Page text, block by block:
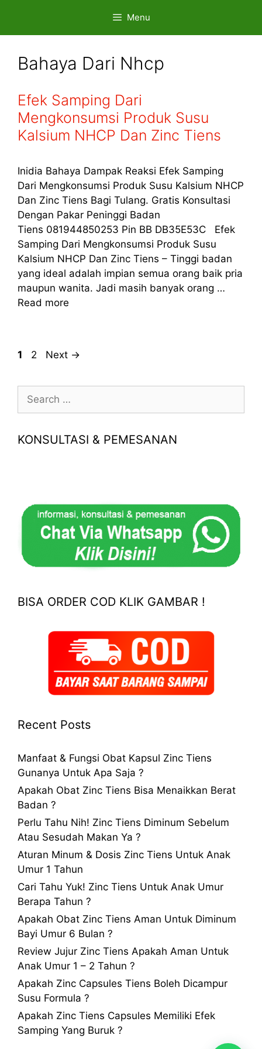
content
Menu
Bahaya Dari Nhcp
Efek Samping Dari
Mengkonsumsi Produk Susu
Kalsium NHCP Dan Zinc Tiens
Inidia Bahaya Dampak Reaksi Efek Samping
Dari Mengkonsumsi Produk Susu Kalsium NHCP
Dan Zinc Tiens Bagi Tulang. Gratis Konsultasi
Dengan Pakar Peninggi Badan
Tiens 081944850253 Pin BB DB35E53C Efek
Samping Dari Mengkonsumsi Produk Susu
Kalsium NHCP Dan Zinc Tiens – Tinggi badan
yang ideal adalah impian semua orang baik pria
maupun wanita. Jadi masih banyak orang …
Read more
Page
1 Page
2 Next →
Search
for:
KONSULTASI & PEMESANAN
BISA ORDER COD KLIK GAMBAR !
Recent Posts
Manfaat & Fungsi Obat Kapsul Zinc Tiens
Gunanya Untuk Apa Saja ?
Apakah Obat Zinc Tiens Bisa Menaikkan Berat
Badan ?
Perlu Tahu Nih! Zinc Tiens Diminum Sebelum
Atau Sesudah Makan Ya ?
Aturan Minum & Dosis Zinc Tiens Untuk Anak
Umur 1 Tahun
Cari Tahu Yuk! Zinc Tiens Untuk Anak Umur
Berapa Tahun ?
Apakah Obat Zinc Tiens Aman Untuk Diminum
Bayi Umur 6 Bulan ?
Review Jujur Zinc Tiens Apakah Aman Untuk
Anak Umur 1 – 2 Tahun ?
Apakah Zinc Capsules Tiens Boleh Dicampur
Susu Formula ?
Apakah Zinc Tiens Capsules Memiliki Efek
Samping Yang Buruk ?